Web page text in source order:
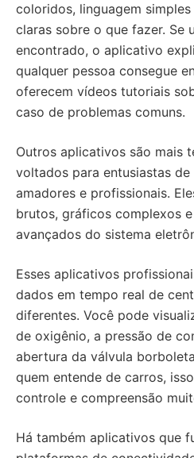
coloridos, linguagem
claras sobre o que fazer. Se
encontrado, o aplicativo
qualquer pessoa consegue
oferecem vídeos tutoriais
caso de problemas comuns.
Outros aplicativos são mais
voltados para entusiastas
amadores e profissionais.
brutos, gráficos complexos
avançados do sistema
Esses aplicativos
dados em tempo real de
diferentes. Você pode
de oxigênio, a pressão de
abertura da válvula
quem entende de carros,
controle e compreensão
Há também aplicativos que